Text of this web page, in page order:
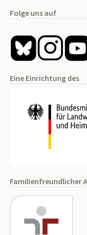
Folge uns auf
Eine Einrichtung des
Familienfreundlicher